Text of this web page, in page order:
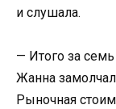
и слушала.
— Итого за
Жанна
Рыночная